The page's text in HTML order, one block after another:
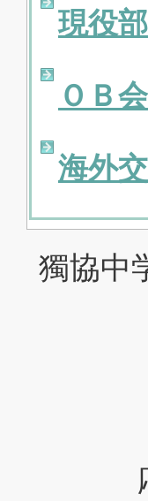
現役
ＯＢ
海外
獨協中